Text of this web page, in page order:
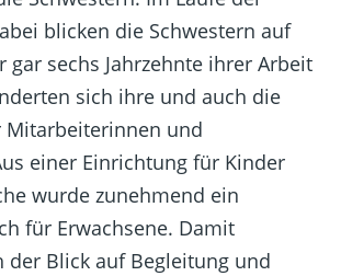
blicken die Schwestern auf
gar sechs Jahrzehnte ihrer Arbeit
sich ihre und auch die
Mitarbeiterinnen und
einer Einrichtung für Kinder
wurde zunehmend ein
für Erwachsene. Damit
der Blick auf Begleitung und